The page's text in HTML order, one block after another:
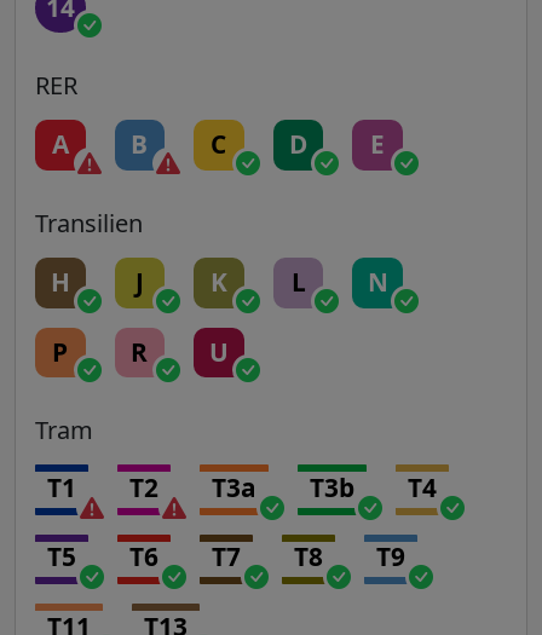
14
RER
A B C D E
Transilien
H J K L N
P R U
Tram
T1 T2 T3a T3b T4
T5 T6 T7 T8 T9
T11 T13